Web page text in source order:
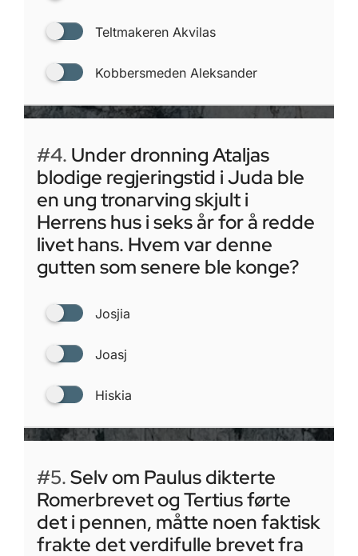
Teltmakeren Akvilas
Kobbersmeden Aleksander
#4. Under dronning Ataljas
blodige regjeringstid i Juda ble
en ung tronarving skjult i
Herrens hus i seks år for å redde
livet hans. Hvem var denne
gutten som senere ble konge?
Josjia
Joasj
Hiskia
#5.Selv om Paulus dikterte
Romerbrevet og Tertius førte
det i pennen, måtte noen faktisk
frakte det verdifulle brevet fra